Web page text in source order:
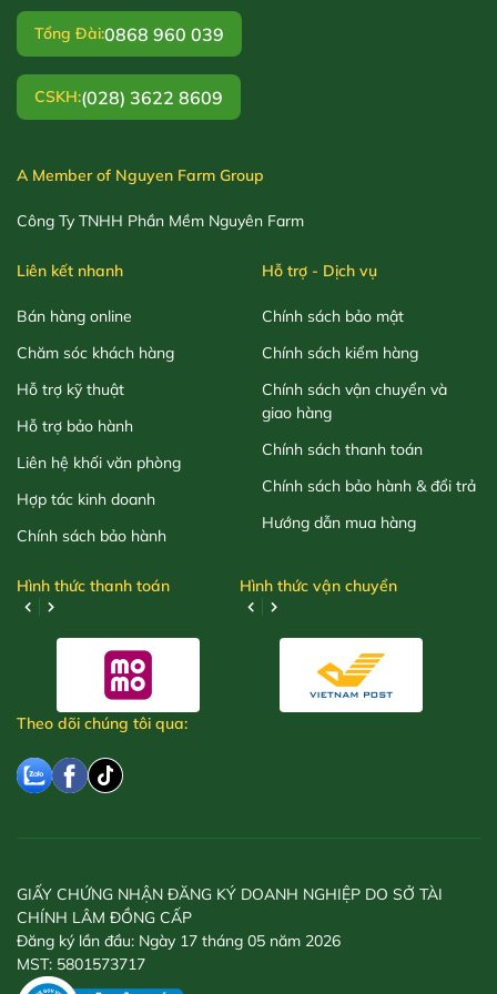
Tổng Đài:0868 960 039
CSKH:(028) 3622 8609
A Member of Nguyen Farm Group
Công Ty TNHH Phần Mềm Nguyên Farm
Liên kết nhanh
Bán hàng online
Chăm sóc khách hàng
Hỗ trợ kỹ thuật
Hỗ trợ bảo hành
Liên hệ khối văn phòng
Hợp tác kinh doanh
Chính sách bảo hành
Hỗ trợ - Dịch vụ
Chính sách bảo mật
Chính sách kiểm hàng
Chính sách vận chuyển và
giao hàng
Chính sách thanh toán
Chính sách bảo hành & đổi trả
Hướng dẫn mua hàng
Hình thức thanh toán Hình thức vận chuyển
Theo dõi chúng tôi qua:
GIẤY CHỨNG NHẬN ĐĂNG KÝ DOANH NGHIỆP DO SỞ TÀI
CHÍNH LÂM ĐỒNG CẤP
Đăng ký lần đầu: Ngày 17 tháng 05 năm 2026
MST: 5801573717